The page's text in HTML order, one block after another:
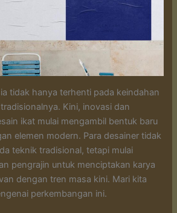
tidak hanya terhenti pada keindahan
Kini, inovasi dan
ikat mulai mengambil bentuk baru
elemen modern. Para desainer tidak
teknik tradisional, tetapi mulai
pengrajin untuk menciptakan karya
dengan tren masa kini. Mari kita
perkembangan ini.